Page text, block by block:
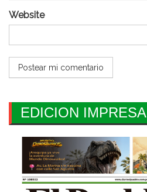
Website
EDICION IMPRESA